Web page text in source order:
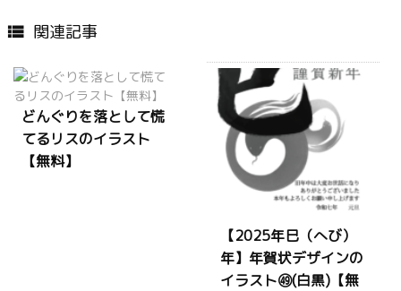
 関連記事
どんぐりを落として慌
てるリスのイラスト
【無料】
【2025年巳（へび）
年】年賀状デザインの
イラスト㊾(白黒)【無